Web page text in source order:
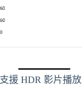
援 HDR 影片播放